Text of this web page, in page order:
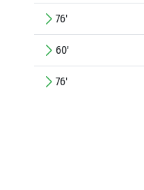
76'
60'
76'